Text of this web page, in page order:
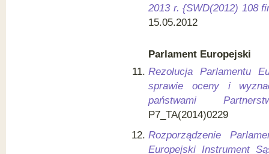
2013 r. {SWD(2012) 108
15.05.2012
Parlament Europejski
Rezolucja Parlamentu
sprawie oceny i
państwami
P7_TA(2014)0229
Rozporządzenie
Europejski Instrument